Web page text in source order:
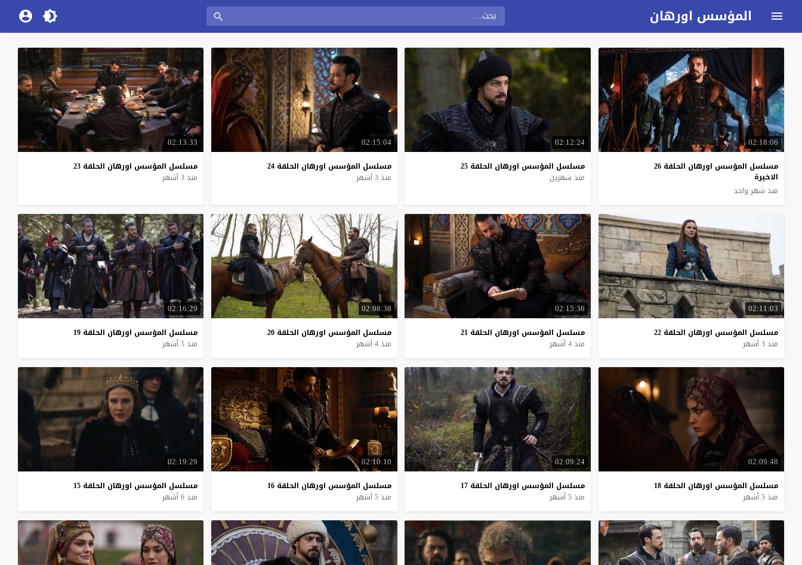
المؤسس اورهان
02:18:06
مسلسل المؤسس اورهان الحلقة 26
الاخيرة
منذ شهر واحد
02:12:24
مسلسل المؤسس اورهان الحلقة 25
منذ شهرين
02:15:04
مسلسل المؤسس اورهان الحلقة 24
منذ 3 أشهر
02:13:33
مسلسل المؤسس اورهان الحلقة 23
منذ 3 أشهر
02:11:03
مسلسل المؤسس اورهان الحلقة 22
منذ 3 أشهر
02:15:36
مسلسل المؤسس اورهان الحلقة 21
منذ 4 أشهر
02:08:38
مسلسل المؤسس اورهان الحلقة 20
منذ 4 أشهر
02:16:29
مسلسل المؤسس اورهان الحلقة 19
منذ 5 أشهر
02:09:48
مسلسل المؤسس اورهان الحلقة 18
منذ 5 أشهر
02:09:24
مسلسل المؤسس اورهان الحلقة 17
منذ 5 أشهر
02:10:10
مسلسل المؤسس اورهان الحلقة 16
منذ 5 أشهر
02:19:29
مسلسل المؤسس اورهان الحلقة 15
منذ 6 أشهر